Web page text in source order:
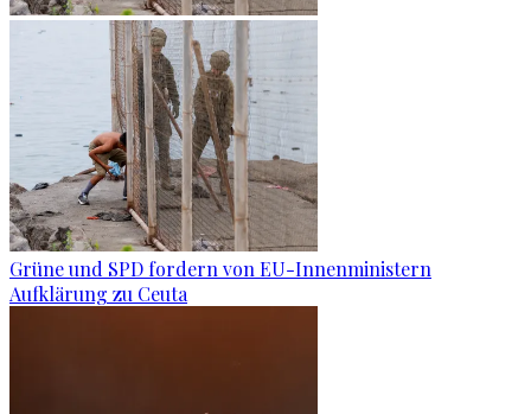
Grüne und SPD fordern von EU-Innenministern
Aufklärung zu Ceuta